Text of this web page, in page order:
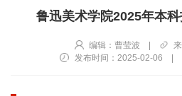
鲁迅美术学院2025年本
编辑：曹莹波 |
发布时间：2025-02-06
|